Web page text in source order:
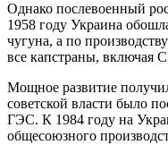
Однако послевоенный
1958 году Украина
чугуна, а по
все капстраны, включая
Мощное развитие
советской власти было
ГЭС. К 1984 году на
общесоюзного